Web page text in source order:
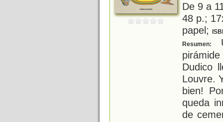
De 9 a
48 p.;
papel;
Resumen:
Dudico
Louvre.
bien!
queda
de